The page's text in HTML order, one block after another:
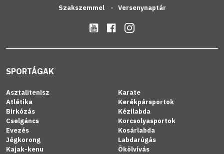
Szakszemmel Versenynaptár
SPORTÁGAK
Asztalitenisz
Atlétika
Birkózás
Cselgáncs
Evezés
Jégkorong
Kajak-kenu
Karate
Kerékpársportok
Kézilabda
Korcsolyasportok
Kosárlabda
Labdarúgás
Ökölvívás